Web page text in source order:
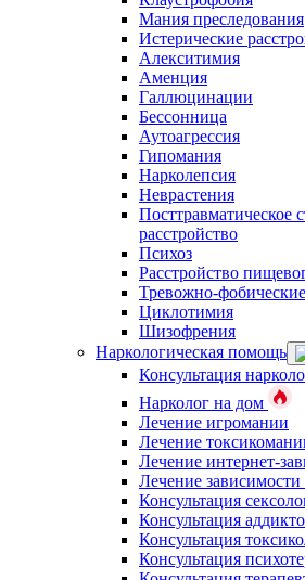
Мания преследования
Истерические
Алекситимия
Аменция
Галлюцинации
Бессонница
Аутоагрессия
Гипомания
Нарколепсия
Неврастения
Посттравматическое
расстройство
Психоз
Расстройство
Тревожно-фобические
Циклотимия
Шизофрения
Наркологическая помощь
Консультация
Нарколог на дом
Лечение игромании
Лечение
Лечение интернет-
Лечение зависимости
Консультация
Консультация
Консультация
Консультация